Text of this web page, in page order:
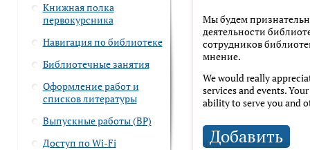
Книжная полка
первокурсника
Навигация по библиотеке
Библиотечные занятия
Оформление работ и
списков литературы
Выпускные работы (ВР)
Доступ по Wi-Fi
Мы будем
деятельности
сотрудников
мнение.
We would really
services and events.
ability to serve you and
Добавить